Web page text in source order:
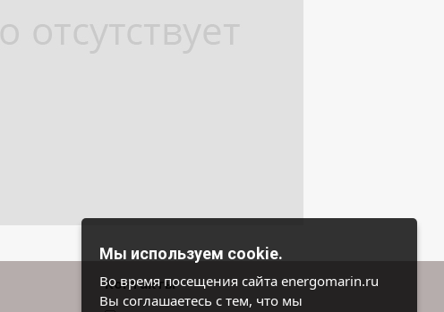
Контакты
Мы используем cookie.
Во время посещения сайта energomarin.ru
Вы соглашаетесь с тем, что мы